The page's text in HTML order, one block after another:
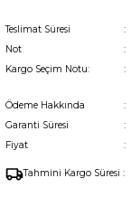
Teslimat Süresi
Not
Kargo Seçim Notu:
Ödeme Hakkında
Garanti Süresi
Fiyat
Tahmini Kargo Süresi :